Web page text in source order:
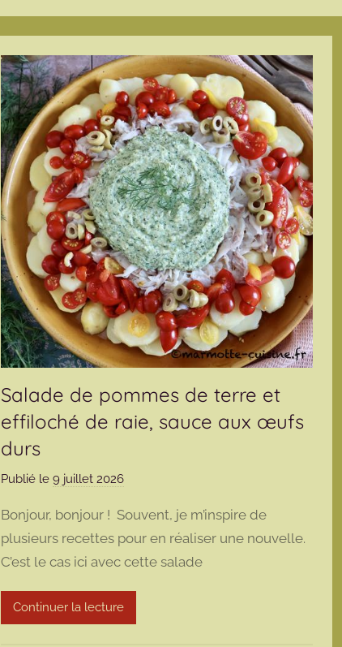
Salade de pommes de terre et
effiloché de raie, sauce aux œufs
durs
Publié le 9 juillet 2026p
r
m
a
m
o
Bonjour, bonjour ! Souvent, je m’inspire de
plusieurs recettes pour en réaliser une nouvelle.
C’est le cas ici avec cette salade
Continuer la lecture